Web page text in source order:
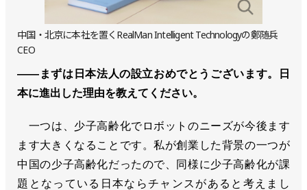
中国・北京に本社を置くRealMan Intelligent Technologyの鄭随兵
CEO
――まずは日本法人の設立おめでとうございます。日
本に進出した理由を教えてください。
一つは、少子高齢化でロボットのニーズが今後ます
ます大きくなることです。私が創業した背景の一つが
中国の少子高齢化だったので、同様に少子高齢化が課
題となっている日本ならチャンスがあると考えまし